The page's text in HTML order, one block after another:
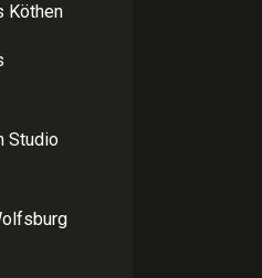
Köthen
Studio